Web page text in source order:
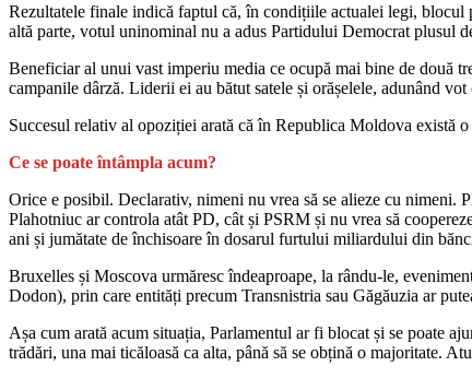
Rezultatele finale indică faptul că, în condițiile actualei legi,
altă parte, votul uninominal nu a adus Partidului Democrat plusul
Beneficiar al unui vast imperiu media ce ocupă mai bine de două
campanile dârză. Liderii ei au bătut satele și orășelele, adunând
Succesul relativ al opoziției arată că în Republica Moldova există
Ce se poate întâmpla acum?
Orice e posibil. Declarativ, nimeni nu vrea să se alieze cu
Plahotniuc ar controla atât PD, cât și PSRM și nu vrea să
ani și jumătate de închisoare în dosarul furtului miliardului din
Bruxelles și Moscova urmăresc îndeaproape, la rându-le,
Dodon), prin care entități precum Transnistria sau Găgăuzia ar
Așa cum arată acum situația, Parlamentul ar fi blocat și se poate
trădări, una mai ticăloasă ca alta, până să se obțină o majoritate.